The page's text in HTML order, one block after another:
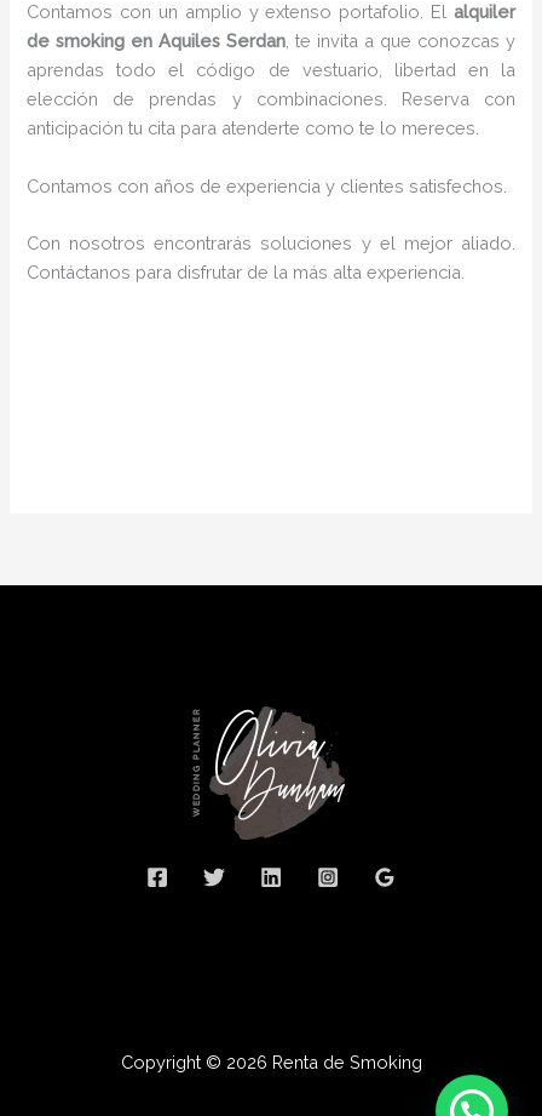
Contamos con un amplio y extenso portafolio. El alquiler
de smoking en Aquiles Serdan, te invita a que conozcas y
aprendas todo el código de vestuario, libertad en la
elección de prendas y combinaciones. Reserva con
anticipación tu cita para atenderte como te lo mereces.
Contamos con años de experiencia y clientes satisfechos.
Con nosotros encontrarás soluciones y el mejor aliado.
Contáctanos para disfrutar de la más alta experiencia.
Copyright © 2026 Renta de Smoking